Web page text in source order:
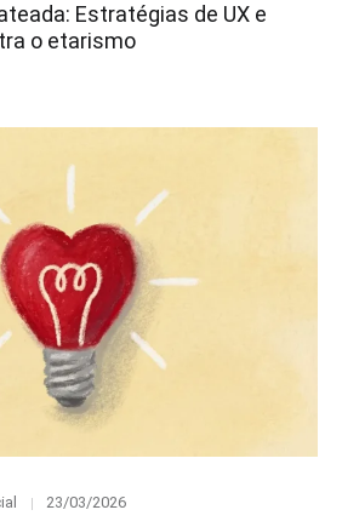
Estratégias de UX e
o etarismo
Posted
23/03/2026